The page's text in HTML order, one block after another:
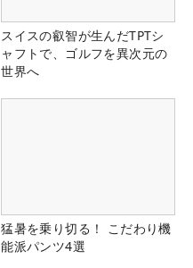
スイスの叡智が生んだTPTシ
ャフトで、ゴルフを異次元の
世界へ
猛暑を乗り切る！ こだわり機
能派パンツ4選